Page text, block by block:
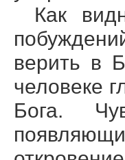
Как
верить в
человеке
Бога.